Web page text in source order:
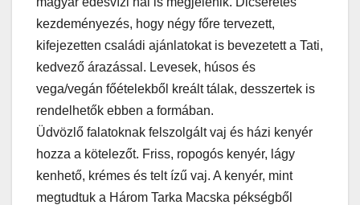
kezdeményezés, hogy négy főre tervezett,
kifejezetten családi ajánlatokat is bevezetett a Tati,
kedvező árazással. Levesek, húsos és
vega/vegán főételekből kreált tálak, desszertek is
rendelhetők ebben a formában.
Üdvözlő falatoknak felszolgált vaj és házi kenyér
hozza a kötelezőt. Friss, ropogós kenyér, lágy
kenhető, krémes és telt ízű vaj. A kenyér, mint
megtudtuk a Három Tarka Macska pékségből